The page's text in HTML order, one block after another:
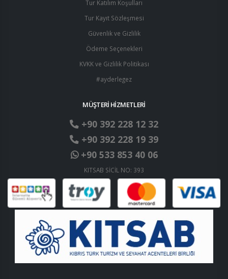
Tur Katılım Koşulları
Tur Kayıt Sözleşmesi
Güvenlik ve Gizlilik
Ödeme Seçenekleri
KVKK ve Gizlilik Politikası
#ayderlegez
MÜŞTERİ HİZMETLERİ
+90 392 228 12 32
+90 392 228 19 39
+90 533 853 40 06
KITSAB SİCİL NO: 393